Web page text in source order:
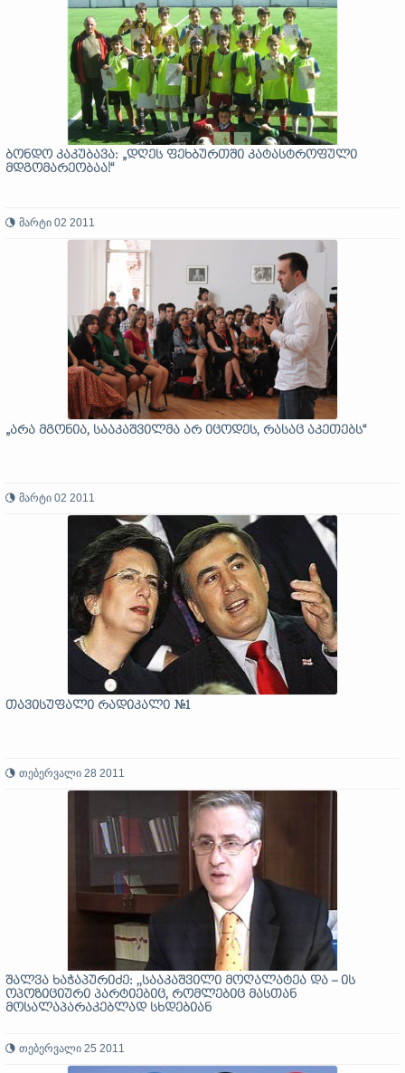
ბონდო კაკუბავა: „დღეს ფეხბურთში კატასტროფული
მდგომარეობაა!“
მარტი 02 2011
„არა მგონია, სააკაშვილმა არ იცოდეს, რასაც აკეთებს“
მარტი 02 2011
თავისუფალი რადიკალი №1
თებერვალი 28 2011
შალვა ხაჭაპურიძე: ,,სააკაშვილი მოღალატეა და – ის
ოპოზიციური პარტიებიც, რომლებიც მასთან
მოსალაპარაკებლად სხდებიან
თებერვალი 25 2011